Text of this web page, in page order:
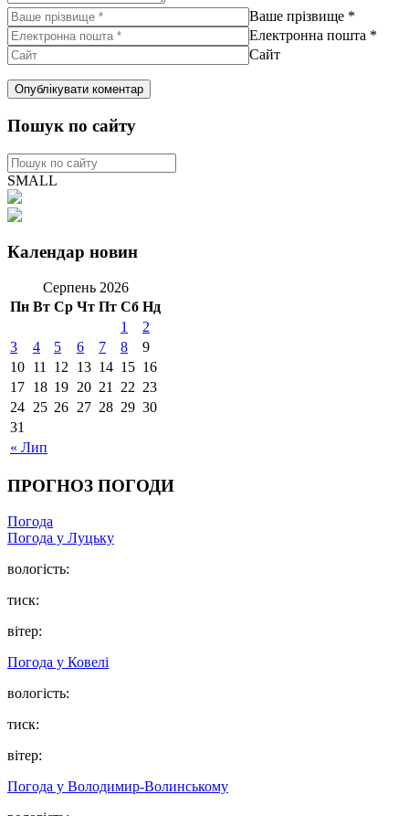
Ваше прізвище *
Електронна пошта *
Сайт
Пошук по сайту
SMALL
Календар новин
Серпень 2026
Пн Вт Ср Чт Пт Сб Нд
« Лип
1
2
3
4 5 6 7 8
9
10 11 12 13 14 15 16
17 18 19 20 21 22 23
24 25 26 27 28 29 30
31
ПРОГНОЗ ПОГОДИ
Погода
Погода у Луцьку
вологість:
тиск:
вітер:
Погода у Ковелі
вологість:
тиск:
вітер:
Погода у Володимир-Волинському